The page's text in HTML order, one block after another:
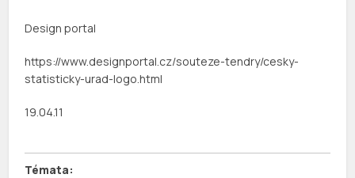
Design portal
https://www.designportal.cz/souteze-tendry/cesky-
statisticky-urad-logo.html
19.04.11